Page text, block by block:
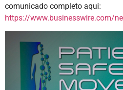
comunicado completo aqui:
https://www.businesswire.com/